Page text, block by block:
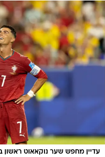
עדיין מחפש שער נוקאאוט ראשון